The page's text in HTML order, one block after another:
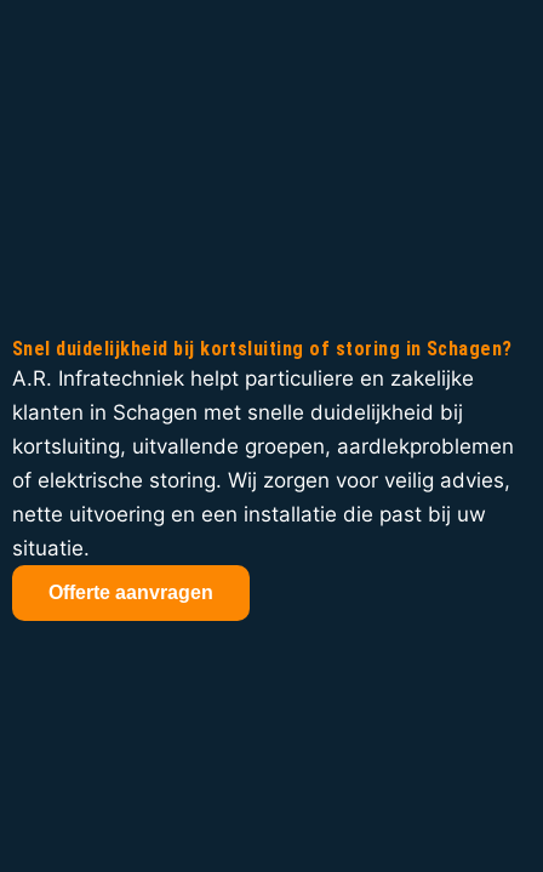
Snel duidelijkheid bij kortsluiting of storing in Schagen?
A.R. Infratechniek helpt particuliere en zakelijke
klanten in Schagen met snelle duidelijkheid bij
kortsluiting, uitvallende groepen, aardlekproblemen
of elektrische storing. Wij zorgen voor veilig advies,
nette uitvoering en een installatie die past bij uw
situatie.
Offerte aanvragen